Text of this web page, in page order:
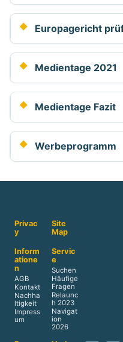
Europagericht
Medientage 2021
Medientage Fazit
Werbeprogramm
Privac
y
Site
Map
Inform
atione
n
AGB
Kontakt
Nachha
ltigkeit
Impress
um
Servic
e
Suchen
Häufige
Fragen
Relaunc
h 2023
Navigat
ion
2026